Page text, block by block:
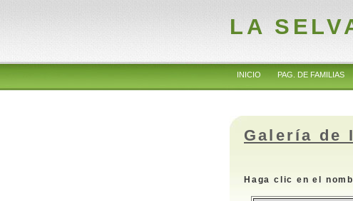
LA
INICIO PAG. DE FAMILIAS
Galería de
Haga clic en el